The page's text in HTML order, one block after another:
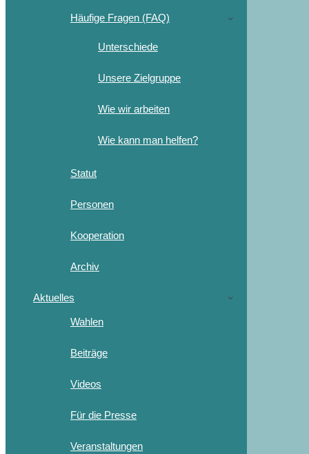
Häufige Fragen (FAQ)
Unterschiede
Unsere Zielgruppe
Wie wir arbeiten
Wie kann man helfen?
Statut
Personen
Kooperation
Archiv
Aktuelles
Wahlen
Beiträge
Videos
Für die Presse
Veranstaltungen